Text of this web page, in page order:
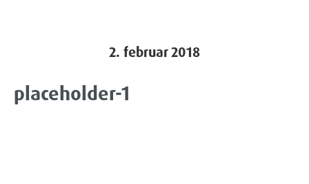
2. februar 2018
placeholder-1